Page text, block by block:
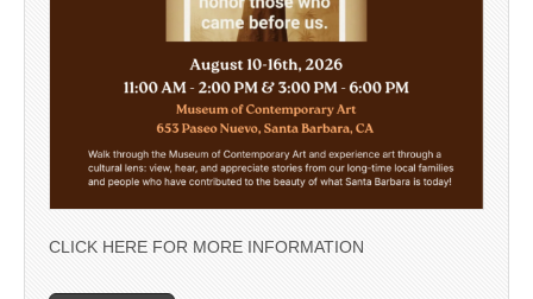
CLICK HERE FOR MORE INFORMATION